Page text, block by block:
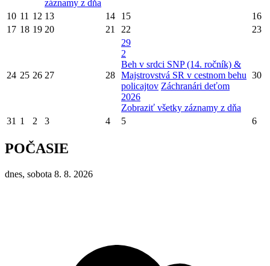
záznamy z dňa
10 11 12 13 14 15
16
17 18 19 20 21 22 23
24 25 26 27 28
29
2
Beh v srdci SNP (14. ročník) &
Majstrovstvá SR v cestnom behu
policajtov Záchranári deťom
2026
Zobraziť všetky záznamy z dňa
30
31 1 2 3 4 5 6
POČASIE
dnes, sobota 8. 8. 2026